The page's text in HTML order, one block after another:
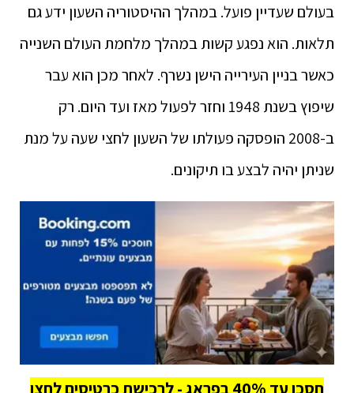
בעולם שעדיין פועל. במהלך ההיסטוריה השעון ידע גם
תלאות. הוא נפגע קשות במהלך מלחמת העולם השנייה
כאשר בניין העירייה הישן נשרף. לאחר מכן הוא עבר
שיפוץ בשנת 1948 וחזר לפעול מאז ועד היום. רק
ב-2008 הופסקה פעולתו של השעון לחצי שעה על מנת
שניתן יהיה לבצע בו תיקונים.
חסכו עד 40% בפראג - לרכישת כרטיסים לחצו